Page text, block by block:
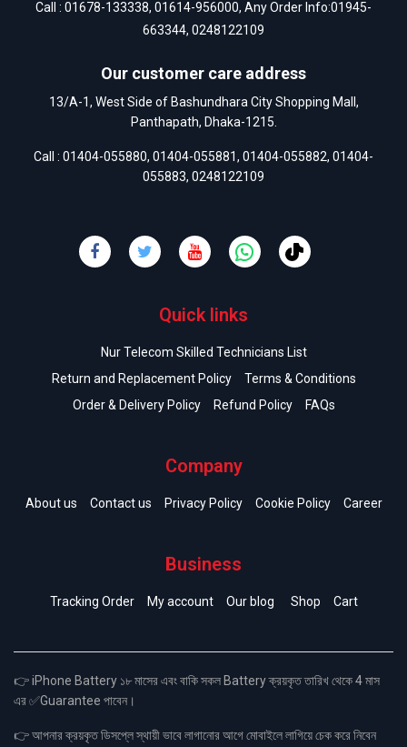
Call : 01678-133338, 01614-956000, Any Order Info:01945-
663344, 0248122109
Our customer care address
13/A-1, West Side of Bashundhara City Shopping Mall,
Panthapath, Dhaka-1215.
Call : 01404-055880, 01404-055881, 01404-055882, 01404-
055883, 0248122109
Quick links
Nur Telecom Skilled Technicians List
Return and Replacement Policy
Terms & Conditions
Order & Delivery Policy
Refund Policy FAQs
Company
About us Contact us Privacy Policy Cookie Policy Career
Business
Tracking Order My account Our blog Shop Cart
👉 iPhone Battery ১৮ মাসের এবং বাকি সকল Battery ক্রয়কৃত তারিখ থেকে 4 মাস
এর ✅Guarantee পাবেন।
👉 আপনার ক্রয়কৃত ডিসপ্লে স্থায়ী ভাবে লাগানোর আগে মোবাইলে লাগিয়ে চেক করে নিবেন